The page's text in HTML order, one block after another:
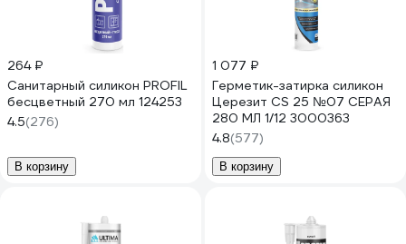
264 ₽
Санитарный силикон PROFIL
бесцветный 270 мл 124253
4.5(276)
В корзину
1 077 ₽
Герметик-затирка силикон
Церезит CS 25 №07 СЕРАЯ
280 МЛ 1/12 3000363
4.8(577)
В корзину